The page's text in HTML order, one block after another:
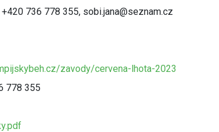
736 778 355, sobi.jana@seznam.cz
zavody/cervena-lhota-2023
778 355